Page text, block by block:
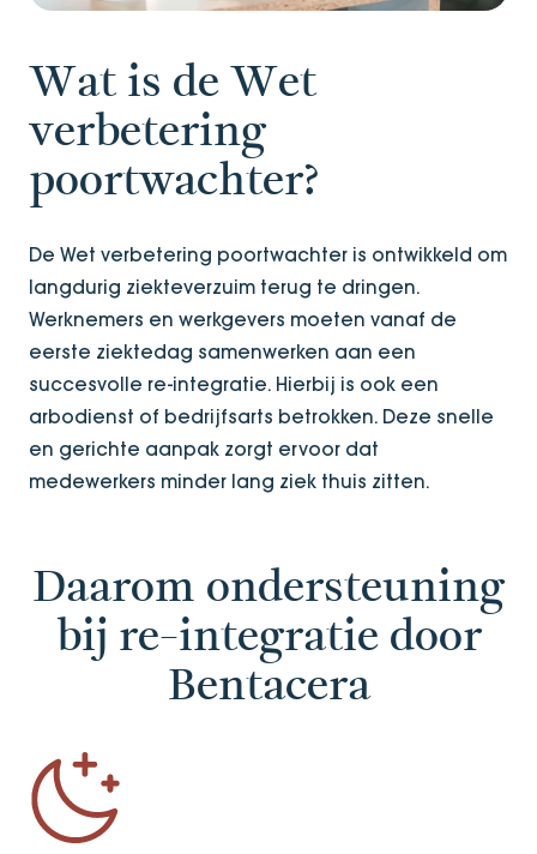
Wat is de Wet
verbetering
poortwachter?
De Wet verbetering poortwachter is ontwikkeld om
langdurig ziekteverzuim terug te dringen.
Werknemers en werkgevers moeten vanaf de
eerste ziektedag samenwerken aan een
succesvolle re-integratie. Hierbij is ook een
arbodienst of bedrijfsarts betrokken. Deze snelle
en gerichte aanpak zorgt ervoor dat
medewerkers minder lang ziek thuis zitten.
Daarom ondersteuning
bij re-integratie door
Bentacera